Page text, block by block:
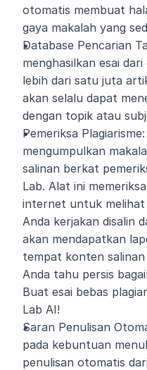
otomatis membuat
gaya makalah yang
Database Pencarian
menghasilkan esai
lebih dari satu juta
akan selalu dapat
dengan topik atau
Pemeriksa
mengumpulkan
salinan berkat
Lab. Alat ini
internet untuk melihat
Anda kerjakan disalin
akan mendapatkan
tempat konten
Anda tahu persis
Buat esai bebas
Lab AI!
Saran Penulisan
pada kebuntuan
penulisan otomatis